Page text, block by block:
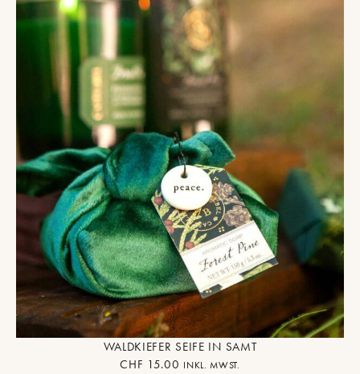
WALDKIEFER SEIFE IN SAMT
CHF 15.00 INKL. MWST.